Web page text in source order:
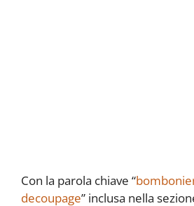
Con la parola chiave “
decoupage” inclusa nella